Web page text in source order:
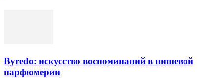
Byredo: искусство воспоминаний в нишевой
парфюмерии